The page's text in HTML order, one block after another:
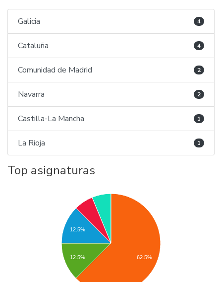
Galicia 4
Cataluña 4
Comunidad de Madrid 2
Navarra 2
Castilla-La Mancha 1
La Rioja 1
Top asignaturas
12.5%
12.5% 62.5%